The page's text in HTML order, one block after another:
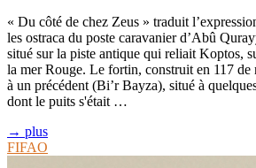
« Du côté de chez Zeus » traduit
les ostraca du poste caravanier d’Abû
situé sur la piste antique qui reliait Koptos,
la mer Rouge. Le fortin, construit en 117 de
à un précédent (Bi’r Bayza), situé à
dont le puits s'était …
→ plus
FIFAO